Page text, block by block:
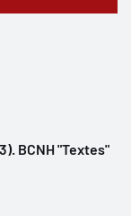
BCNH "Textes"